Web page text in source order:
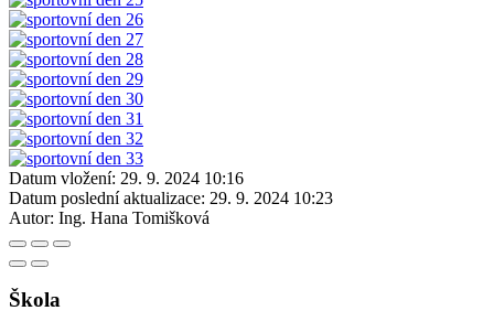
Datum vložení: 29. 9. 2024 10:16
Datum poslední aktualizace: 29. 9. 2024 10:23
Autor: Ing. Hana Tomišková
Škola